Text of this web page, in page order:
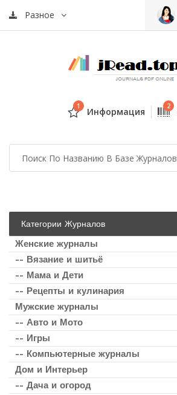
Разное
1 Информация 2
Категории Журналов
Женские журналы
-- Вязание и шитьё
-- Мама и Дети
-- Рецепты и кулинария
Мужские журналы
-- Авто и Мото
-- Игры
-- Компьютерные журналы
Дом и Интерьер
-- Дача и огород